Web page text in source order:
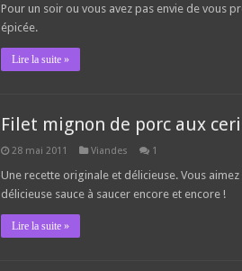
Pour un soir ou vous avez pas envie de vous
épicée.
Lire la suite »
Filet mignon de porc aux
28 mai 2011 Viandes 1
Une recette originale et délicieuse. Vous
délicieuse sauce à saucer encore et encore !
Lire la suite »